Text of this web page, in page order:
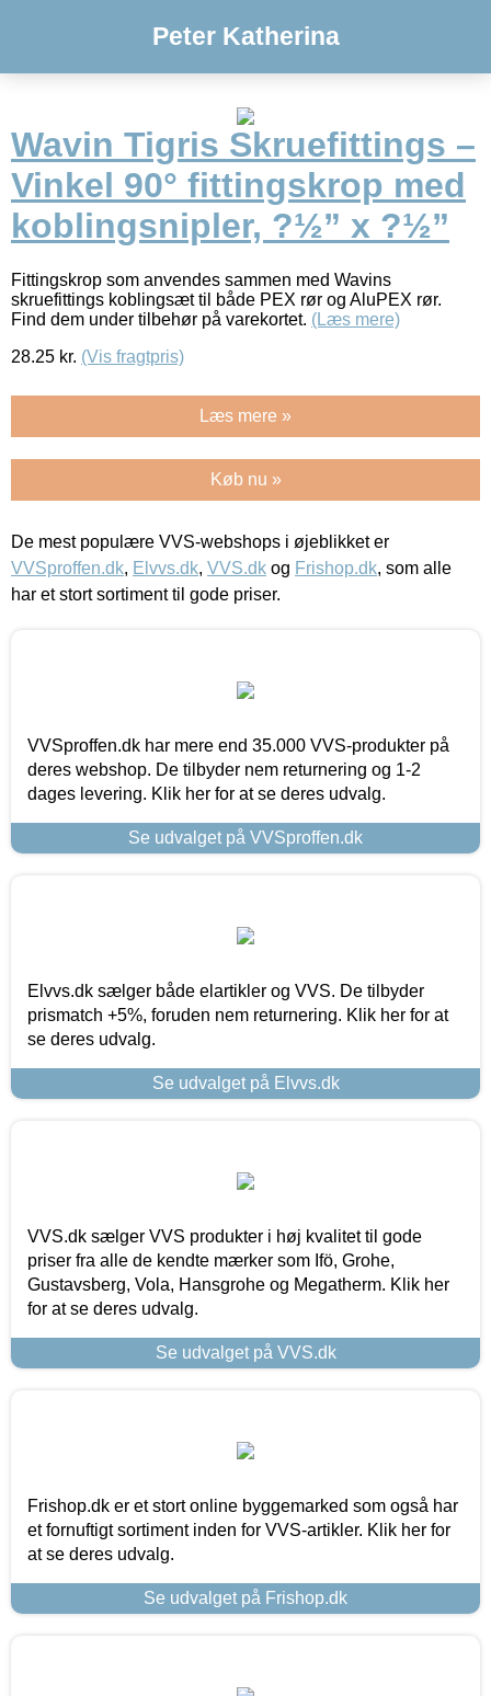
Peter Katherina
Wavin Tigris Skruefittings –
Vinkel 90° fittingskrop med
koblingsnipler, ?½” x ?½”
Fittingskrop som anvendes sammen med Wavins
skruefittings koblingsæt til både PEX rør og AluPEX rør.
Find dem under tilbehør på varekortet. (Læs mere)
28.25 kr. (Vis fragtpris)
Læs mere »
Køb nu »
De mest populære VVS-webshops i øjeblikket er
VVSproffen.dk, Elvvs.dk, VVS.dk og Frishop.dk, som alle
har et stort sortiment til gode priser.
VVSproffen.dk har mere end 35.000 VVS-produkter på
deres webshop. De tilbyder nem returnering og 1-2
dages levering. Klik her for at se deres udvalg.
Se udvalget på VVSproffen.dk
Elvvs.dk sælger både elartikler og VVS. De tilbyder
prismatch +5%, foruden nem returnering. Klik her for at
se deres udvalg.
Se udvalget på Elvvs.dk
VVS.dk sælger VVS produkter i høj kvalitet til gode
priser fra alle de kendte mærker som Ifö, Grohe,
Gustavsberg, Vola, Hansgrohe og Megatherm. Klik her
for at se deres udvalg.
Se udvalget på VVS.dk
Frishop.dk er et stort online byggemarked som også har
et fornuftigt sortiment inden for VVS-artikler. Klik her for
at se deres udvalg.
Se udvalget på Frishop.dk